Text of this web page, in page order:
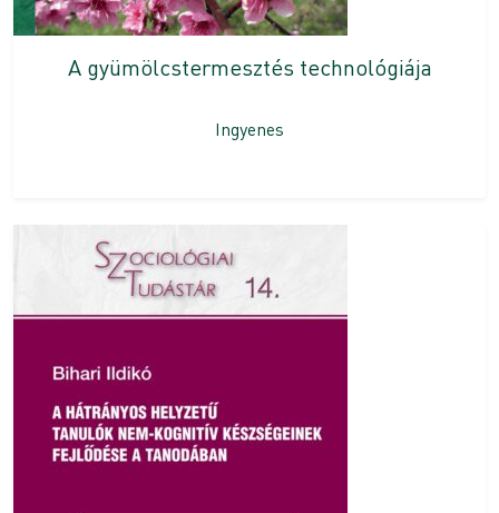
A gyümölcstermesztés technológiája
Ingyenes